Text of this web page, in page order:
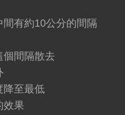
有約10公分的間隔
個間隔散去
降至最低
效果